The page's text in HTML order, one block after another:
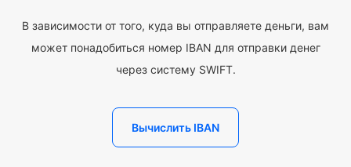
В зависимости от того, куда вы отправляете деньги, вам
может понадобиться номер IBAN для отправки денег
через систему SWIFT.
Вычислить IBAN